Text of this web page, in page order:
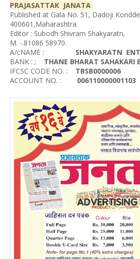
PRAJASATTAK JANATA
Published at Gala No. 51, Dadoji
400601,Maharashtra.
Editor : Subodh Shivram
M. -.81086 58970.
A/cNAME : SHAKYARATN
BANK : ; THANE BHARAT SAHAKARI
IFCSC CODE NO. : TBSB0000006
ACCOUNT NO. : 006110000001103